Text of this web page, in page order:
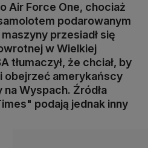
Air Force One, chociaż
podarowanym
przesiadł się
w Wielkiej
tłumaczył, że chciał, by
obejrzeć amerykańscy
Wyspach. Źródła
podają jednak inny